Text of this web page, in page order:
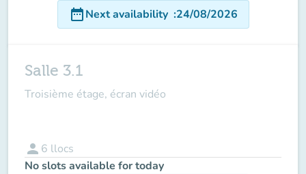
date_rangeNext availability :24/08/2026
Salle 3.1
Troisième étage, écran vidéo
person 6 llocs
No slots available for today